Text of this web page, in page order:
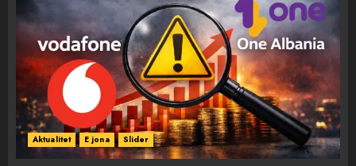
Aktualitet E jona Slider